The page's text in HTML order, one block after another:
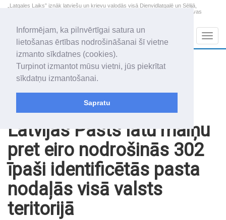
Informējam, ka pilnvērtīgai satura un
lietošanas ērtības nodrošināšanai šī vietne
izmanto sīkdatnes (cookies).
Turpinot izmantot mūsu vietni, jūs piekrītat
sīkdatņu izmantošanai.
Sapratu
„Latgales Laiks” iznāk latviešu un krievu valodās visā Dienvidlatgalē un Sēlijā,
„Latgales Laiks” latviešu valodā aptver Daugavpils valstspilsētu, Augšdaugavas
2026. gada 9. augusts
Svētdiena
Genovefa, Genoveva, Madara
+21.4
Latvijas Pasts latu maiņu
pret eiro nodrošinās 302
īpaši identificētās pasta
nodaļās visā valsts
teritorijā